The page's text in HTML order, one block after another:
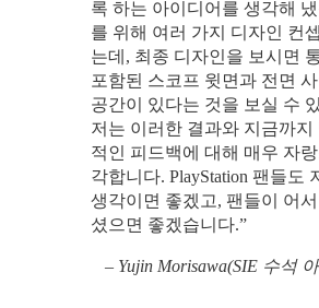
록 하는 아이디어를 생각해 냈
를 위해 여러 가지 디자인 컨
는데, 최종 디자인을 보시면
포함된 스코프 윗면과 전면
공간이 있다는 것을 보실 수
저는 이러한 결과와 지금까지
적인 피드백에 대해 매우 자
각합니다. PlayStation 팬들도
생각이면 좋겠고, 팬들이 어
셨으면 좋겠습니다.”
– Yujin Morisawa(SIE 수석